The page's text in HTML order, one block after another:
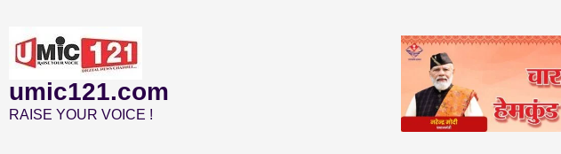
content
umic121.com
RAISE YOUR VOICE !